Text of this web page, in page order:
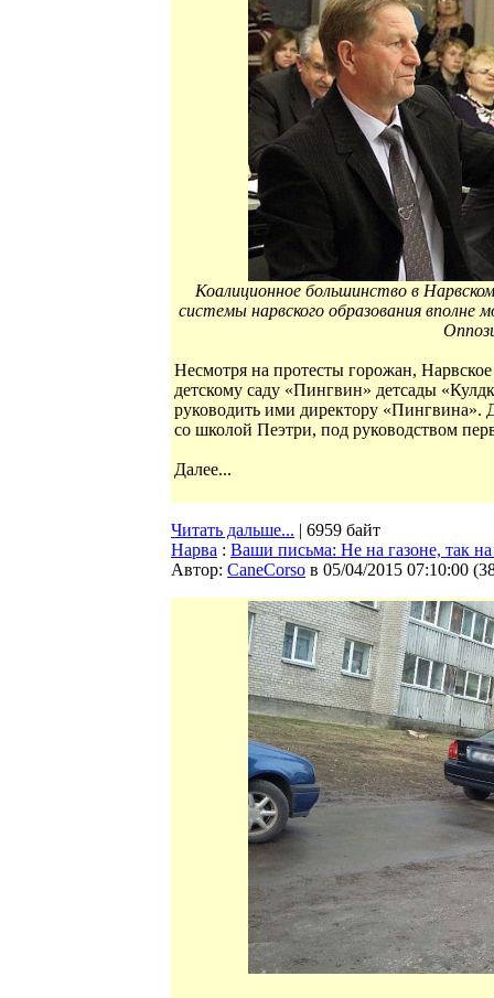
Коалиционное большинство в
системы нарвского образования
Несмотря на протесты горожан,
детскому саду «Пингвин» детсады
руководить ими директору «Пингвина».
со школой Пеэтри, под руководством
Далее...
Читать дальше... | 6959 байт
Нарва : Ваши письма: Не на газоне, так
Автор: CaneCorso в 05/04/2015 07:10:00 (